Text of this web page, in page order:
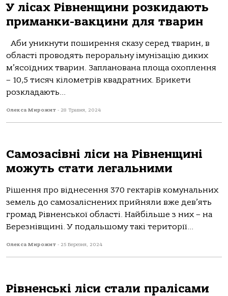
У лісах Рівненщини розкидають
приманки-вакцини для тварин
Аби уникнути поширення сказу серед тварин, в
області проводять пероральну імунізацію диких
м’ясоїдних тварин. Запланована площа охоплення
– 10,5 тисяч кілометрів квадратних. Брикети
розкладають...
Олекса Мирожит - 28 Травня, 2024
Самозасівні ліси на Рівненщині
можуть стати легальними
Рішення про віднесення 370 гектарів комунальних
земель до самозаліснених прийняли вже дев’ять
громад Рівненської області. Найбільше з них – на
Березнівщині. У подальшому такі території...
Олекса Мирожит - 25 Березня, 2024
Рівненські ліси стали пралісами